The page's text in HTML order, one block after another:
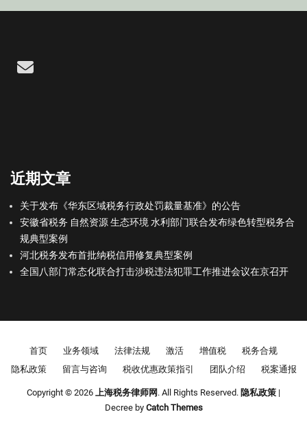
Email
近期文章
关于发布《华东区域税务行政处罚裁量基准》的公告
安徽省税务 自然资源 生态环境 水利部门联合发布绿色转型税务合
规典型案例
河北税务发布首批纳税信用修复典型案例
全国八部门常态化联合打击涉税违法犯罪工作推进会议在京召开
Footer menu
首页 业务领域 法律法规 激活 增值税
税务合规
隐私政策
留言与咨询 税收优惠政策指引 团队介绍 税案通报
Copyright © 2026 上海税务律师网 . All Rights Reserved. 隐私政策 |
Decree by Catch Themes